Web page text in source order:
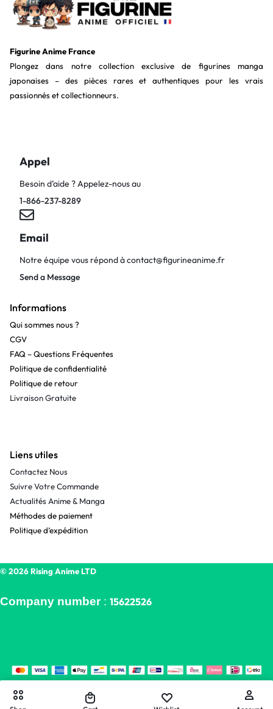
Figurine Anime France
Plongez dans notre collection exclusive de figurines manga
japonaises – des pièces rares et authentiques pour les vrais
passionnés et collectionneurs.
Appel
Besoin d’aide ? Appelez-nous au
1-866-237-8289
Email
Notre équipe vous répond àcontact@figurineanime.fr
Send a Message
Informations
Qui sommes nous ?
CGV
FAQ – Questions Fréquentes
Politique de confidentialité
Politique de retour
Livraison Gratuite
Liens utiles
Contactez Nous
Suivre Votre Commande
Actualités Anime & Manga
Méthodes de paiement
Politique d’expédition
© 2026 Rising Anime LTD
Company number: 15622526